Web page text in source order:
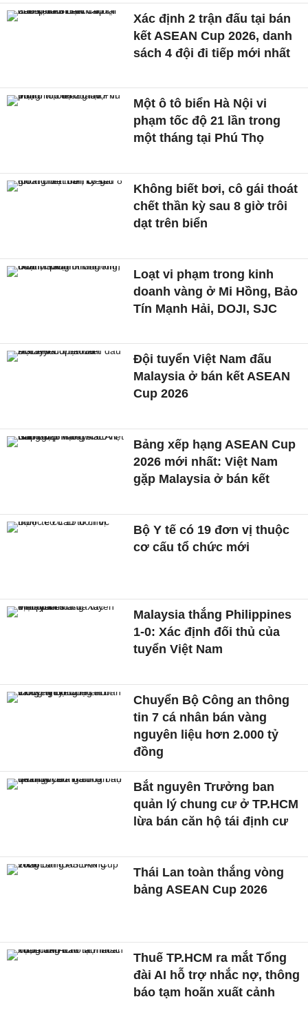
Xác định 2 trận đấu tại bán
kết ASEAN Cup 2026, danh
sách 4 đội đi tiếp mới nhất
Một ô tô biển Hà Nội vi
phạm tốc độ 21 lần trong
một tháng tại Phú Thọ
Không biết bơi, cô gái thoát
chết thần kỳ sau 8 giờ trôi
dạt trên biển
Loạt vi phạm trong kinh
doanh vàng ở Mi Hồng, Bảo
Tín Mạnh Hải, DOJI, SJC
Đội tuyển Việt Nam đấu
Malaysia ở bán kết ASEAN
Cup 2026
Bảng xếp hạng ASEAN Cup
2026 mới nhất: Việt Nam
gặp Malaysia ở bán kết
Bộ Y tế có 19 đơn vị thuộc
cơ cấu tổ chức mới
Malaysia thắng Philippines
1-0: Xác định đối thủ của
tuyển Việt Nam
Chuyển Bộ Công an thông
tin 7 cá nhân bán vàng
nguyên liệu hơn 2.000 tỷ
đồng
Bắt nguyên Trưởng ban
quản lý chung cư ở TP.HCM
lừa bán căn hộ tái định cư
Thái Lan toàn thắng vòng
bảng ASEAN Cup 2026
Thuế TP.HCM ra mắt Tổng
đài AI hỗ trợ nhắc nợ, thông
báo tạm hoãn xuất cảnh